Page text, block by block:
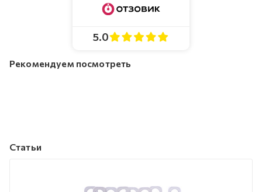
5.0
Рекомендуем посмотреть
Статьи